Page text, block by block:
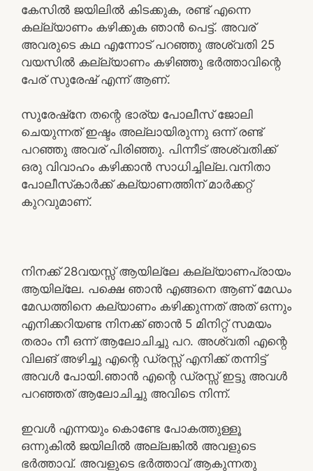
കേസിൽ ജയിലിൽ കിടക്കുക, രണ്ട് എന്നെ
കല്ല്യാണം കഴിക്കുക ഞാൻ പെട്ട്. അവര്
അവരുടെ കഥ എന്നോട് പറഞ്ഞു അശ്വതി 25
വയസിൽ കല്ല്യാണം കഴിഞ്ഞു ഭർത്താവിന്റെ
പേര് സുരേഷ് എന്ന് ആണ്.
സുരേഷ്നേ തന്റെ ഭാര്യ പോലീസ് ജോലി
ചെയുന്നത് ഇഷ്ടം അല്ലായിരുന്നു ഒന്ന് രണ്ട്
പറഞ്ഞു അവര് പിരിഞ്ഞു. പിന്നീട് അശ്വതിക്ക്
ഒരു വിവാഹം കഴിക്കാൻ സാധിച്ചില്ല.വനിതാ
പോലീസ്‌കാർക്ക് കല്യാണത്തിന് മാർക്കറ്റ്
കുറവുമാണ്.
നിനക്ക് 28വയസ്സ് ആയില്ലേ കല്ല്യാണപ്രായം
ആയില്ലേ. പക്ഷെ ഞാൻ എങ്ങനെ ആണ് മേഡം
മേഡത്തിനെ കല്യാണം കഴിക്കുന്നത് അത് ഒന്നും
എനിക്കറിയണ്ട നിനക്ക് ഞാൻ 5 മിനിറ്റ് സമയം
തരാം നീ ഒന്ന് ആലോചിച്ചു പറ. അശ്വതി എന്റെ
വിലങ് അഴിച്ചു എന്റെ ഡ്രസ്സ്‌ എനിക്ക് തന്നിട്ട്
അവൾ പോയി.ഞാൻ എന്റെ ഡ്രസ്സ്‌ ഇട്ടു അവൾ
പറഞ്ഞത് ആലോചിച്ചു അവിടെ നിന്ന്.
ഇവൾ എന്നയും കൊണ്ടേ പോകത്തുള്ളൂ
ഒന്നുകിൽ ജയിലിൽ അല്ലങ്കിൽ അവളുടെ
ഭർത്താവ്. അവളുടെ ഭർത്താവ് ആകുന്നതു